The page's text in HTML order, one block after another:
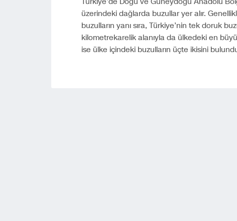
üzerindeki dağlarda buzullar yer alır.
buzulların yanı sıra, Türkiye’nin tek doruk
kilometrekarelik alanıyla da ülkedeki en
ise ülke içindeki buzulların üçte ikisini